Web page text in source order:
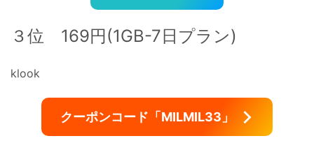
３位 169円(1GB-7日プラン)
klook
クーポンコード「MILMIL33」